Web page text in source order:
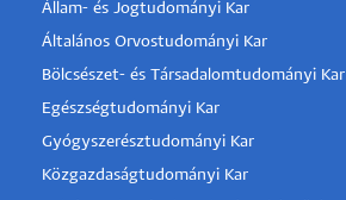
Állam- és Jogtudományi Kar
Általános Orvostudományi Kar
Bölcsészet- és Társadalomtudományi Kar
Egészségtudományi Kar
Gyógyszerésztudományi Kar
Közgazdaságtudományi Kar